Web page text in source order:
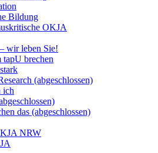
Bildung
OKJA
wir leben Sie!
tapU brechen
(abgeschlossen)
ich
das (abgeschlossen)
NRW